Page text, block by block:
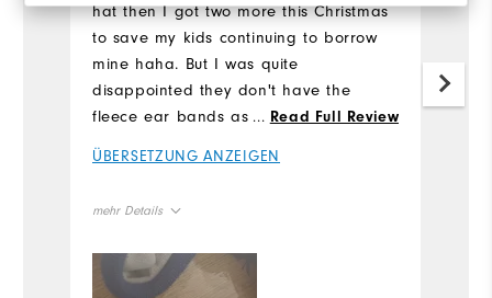
hat then I got two more this Christmas
to save my kids continuing to borrow
mine haha. But I was quite
disappointed they don't have the
fleece ear bands as item described
(Iike my own)... I couldn't return as my
kids had in excitement already taken
... Read Full Review
ÜBERSETZUNG ANZEIGEN
mehr Details
Overall Size